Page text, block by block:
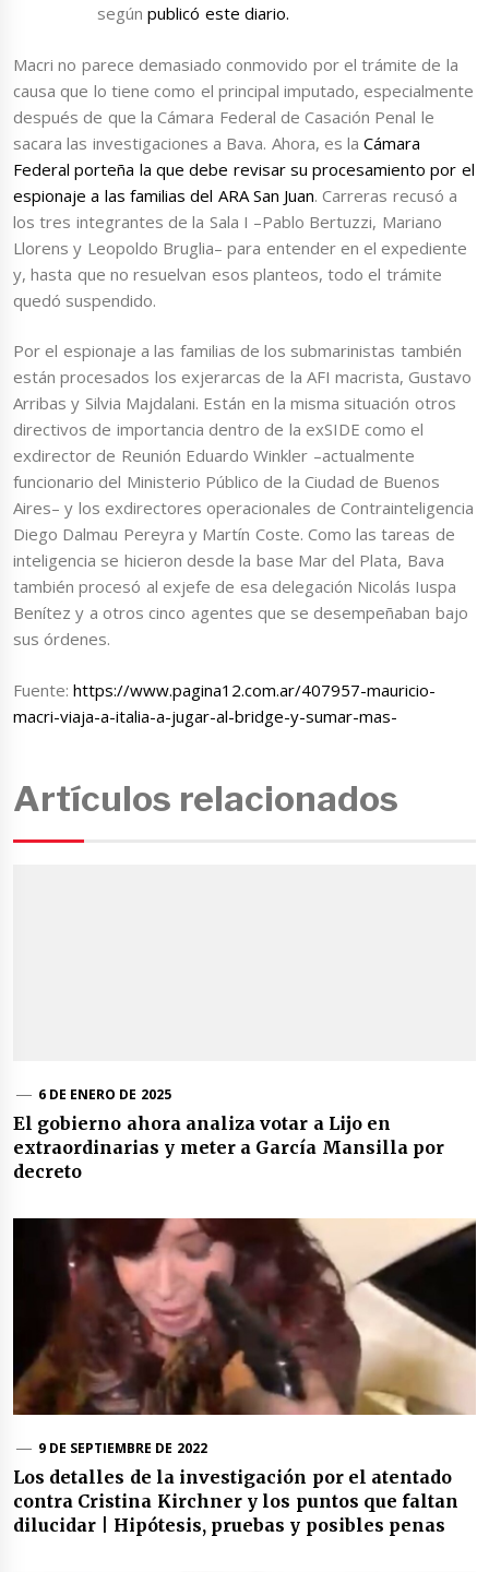
segúnpublicó este diario.
Macri no parece demasiado conmovido por el trámite de la
causa que lo tiene como el principal imputado, especialmente
después de que la Cámara Federal de Casación Penal le
sacara las investigaciones a Bava. Ahora, es la Cámara
Federal porteña la que debe revisar su procesamiento por el
espionaje a las familias del ARA San Juan. Carreras recusó a
los tres integrantes de la Sala I –Pablo Bertuzzi, Mariano
Llorens y Leopoldo Bruglia– para entender en el expediente
y, hasta que no resuelvan esos planteos, todo el trámite
quedó suspendido.
Por el espionaje a las familias de los submarinistas también
están procesados los exjerarcas de la AFI macrista, Gustavo
Arribas y Silvia Majdalani. Están en la misma situación otros
directivos de importancia dentro de la exSIDE como el
exdirector de Reunión Eduardo Winkler –actualmente
funcionario del Ministerio Público de la Ciudad de Buenos
Aires– y los exdirectores operacionales de Contrainteligencia
Diego Dalmau Pereyra y Martín Coste. Como las tareas de
inteligencia se hicieron desde la base Mar del Plata, Bava
también procesó al exjefe de esa delegación Nicolás Iuspa
Benítez y a otros cinco agentes que se desempeñaban bajo
sus órdenes.
Fuente:https://www.pagina12.com.ar/407957-mauricio-
macri-viaja-a-italia-a-jugar-al-bridge-y-sumar-mas-
Artículos relacionados
6 DE ENERO DE 2025
El gobierno ahora analiza votar a Lijo en
extraordinarias y meter a García Mansilla por
decreto
9 DE SEPTIEMBRE DE 2022
Los detalles de la investigación por el atentado
contra Cristina Kirchner y los puntos que faltan
dilucidar | Hipótesis, pruebas y posibles penas